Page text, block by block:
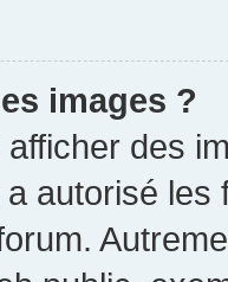
images ?
des
a autorisé